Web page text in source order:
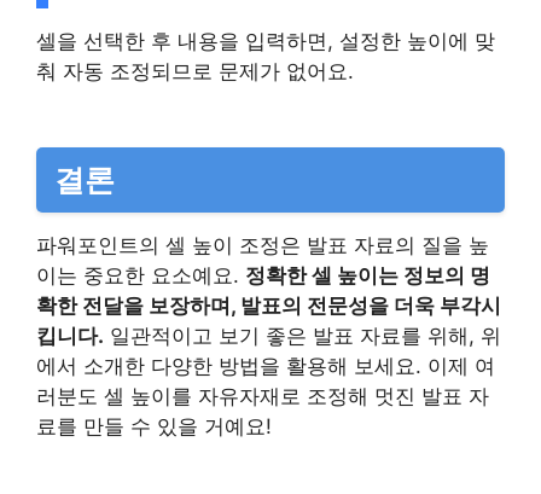
셀을 선택한 후 내용을 입력하면, 설정한 높이에 맞
춰 자동 조정되므로 문제가 없어요.
결론
파워포인트의 셀 높이 조정은 발표 자료의 질을 높
이는 중요한 요소예요. 정확한 셀 높이는 정보의 명
확한 전달을 보장하며, 발표의 전문성을 더욱 부각시
킵니다. 일관적이고 보기 좋은 발표 자료를 위해, 위
에서 소개한 다양한 방법을 활용해 보세요. 이제 여
러분도 셀 높이를 자유자재로 조정해 멋진 발표 자
료를 만들 수 있을 거예요!